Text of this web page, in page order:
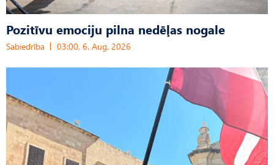
Pozitīvu emociju pilna nedēļas nogale
Sabiedrība 03:00, 6. Aug, 2026